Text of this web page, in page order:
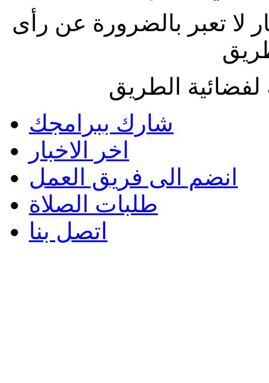
لا تعبر بالضرورة عن رأى
الطريق
شارك ببرامجك
اخر الاخبار
انضم الى فريق العمل
طلبات الصلاة
اتصل بنا